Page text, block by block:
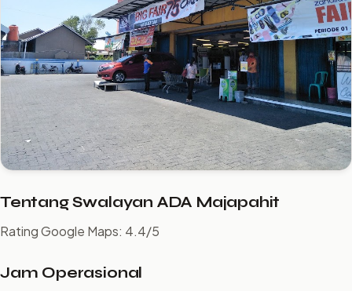
Tentang Swalayan ADA Majapahit
Rating Google Maps: 4.4/5
Jam Operasional